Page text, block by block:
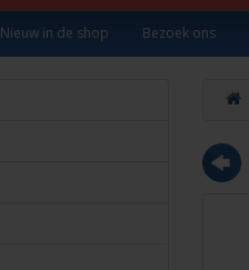
Nieuw in de shop Bezoek ons